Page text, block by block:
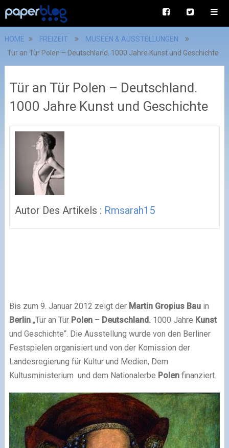
HOME FREIZEIT
MUSEEN & AUSSTELLUNGEN
Tür an Tür Polen – Deutschland. 1000 Jahre Kunst und Geschichte
Tür an Tür Polen – Deutschland.
1000 Jahre Kunst und Geschichte
Autor Des Artikels : Rmsarah15
Bis zum 9. Januar 2012 zeigt der Martin GropiusBauin
Berlin„Tür an Tür Polen– Deutschland.1000 Jahre Kunst
und Geschichte“. Die Ausstellung wurde von den Berliner
Festspielen organisiert und von der Komission der
Landesregierung für Kultur und Medien, Dem
Kultusministerium und dem Nationalerbe Polenfinanziert.